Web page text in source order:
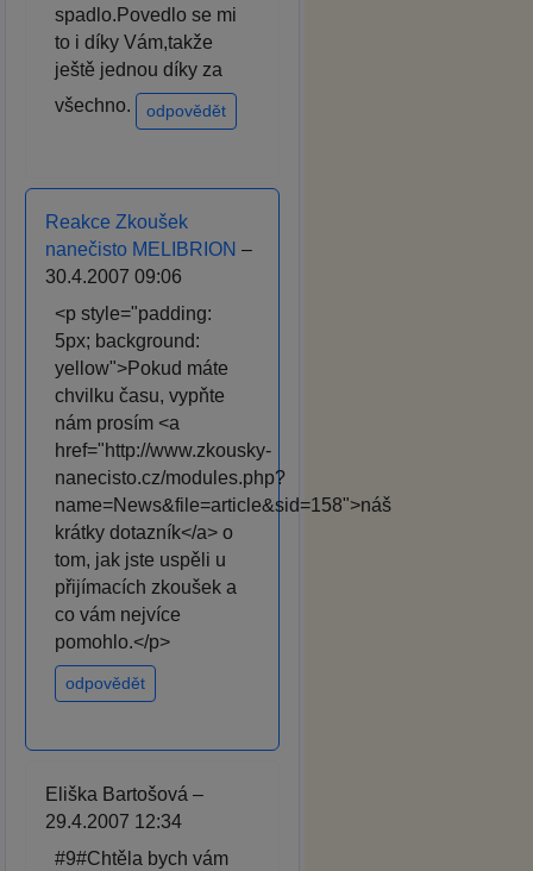
spadlo.Povedlo se mi
to i díky Vám,takže
ještě jednou díky za
všechno.
odpovědět
Reakce Zkoušek
nanečisto MELIBRION –
30.4.2007 09:06
<p style="padding:
5px; background:
yellow">Pokud máte
chvilku času, vypňte
nám prosím <a
href="http://www.zkousky-
nanecisto.cz/modules.php?
name=News&file=article&sid=158">náš
krátky dotazník</a> o
tom, jak jste uspěli u
přijímacích zkoušek a
co vám nejvíce
pomohlo.</p>
odpovědět
Eliška Bartošová –
29.4.2007 12:34
#9#Chtěla bych vám